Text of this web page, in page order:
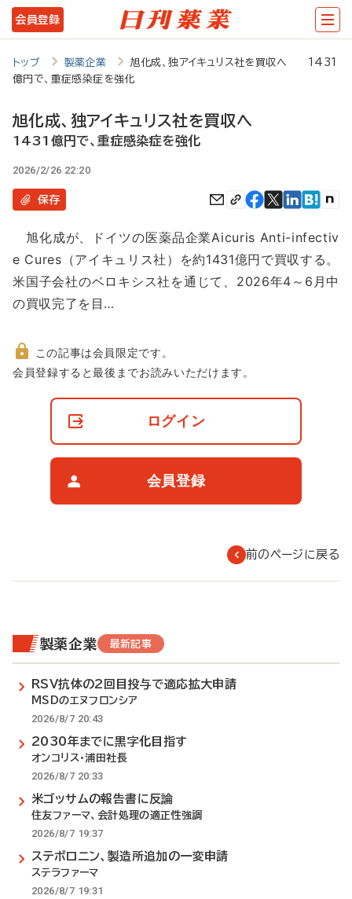
メ
イ
ン
テ
ツ
に
動
会員登録
トップ 製薬企業
旭化成、独アイキュリス社を買収へ 1431
億円で、重症感染症を強化
旭化成、独アイキュリス社を買収へ
1431億円で、重症感染症を強化
2026/2/26 22:20
保存
旭化成が、ドイツの医薬品企業Aicuris Anti-infectiv
e Cures（アイキュリス社）を約1431億円で買収する。
米国子会社のベロキシス社を通じて、2026年4～6月中
の買収完了を目…
非
この記事は会員限定です。
会員登録すると最後までお読みいただけます。
ログイン
会員登録
前のページに戻る
製薬企業 最新記事
RSV抗体の2回目投与で適応拡大申請
MSDのエヌフロンシア
2026/8/7 20:43
2030年までに黒字化目指す
オンコリス・浦田社長
2026/8/7 20:33
米ゴッサムの報告書に反論
住友ファーマ、会計処理の適正性強調
2026/8/7 19:37
ステボロニン、製造所追加の一変申請
ステラファーマ
2026/8/7 19:31